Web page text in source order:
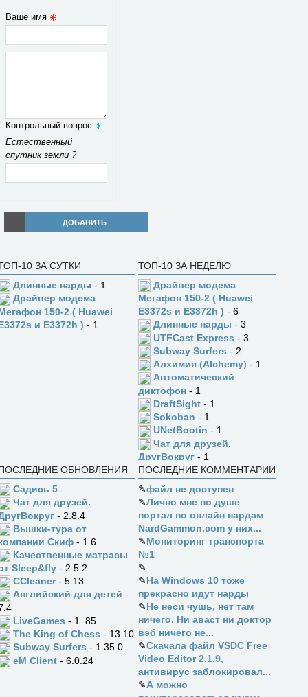
Ваше имя
Контрольный вопрос
Естественный
спутник земли ?
ДОБАВИТЬ
10 ЗА СУТКИ
Длинные нарды - 1
Драйвер модема
150-2 ( Huawei
и E3372h ) - 1
ТОП-10 ЗА НЕДЕЛЮ
Драйвер модема
Мегафон 150-2 ( Huawei
E3372s и E3372h ) - 6
Длинные нарды - 3
UTFCast Express - 3
Subway Surfers - 2
Алхимия (Alchemy) - 1
Автоматический
диктофон - 1
DraftSight - 1
Sokoban - 1
UNetBootin - 1
Чат для друзей.
ДругВокруг - 1
ОБНОВЛЕНИЯ
Садись 5 -
Чат для друзей.
- 2.8.4
Вышки-тура от
Скиф - 1.6
Качественные матрасы
Sleep&fly - 2.5.2
CCleaner- 5.13
Английский для детей -
LiveGames - 1_85
The King of Chess - 13.10
Subway Surfers - 1.35.0
eM Client - 6.0.24
ПОСЛЕДНИЕ КОММЕНТАРИИ
✎файл не доступен
✎Лично мне по душе
портал по онлайн нардам
NardGammon.com у них...
✎Мониторинг транспорта
№1
✎
✎На Windows 10 тоже
прекрасно идут нарды
✎Не неси чушь, нет там
ничего. Ни аваст ни доктор
вэб ничего не...
✎Скачала файл VSDC Free
Video Editor 2.1.9,
антивирус заблокировал...
✎А можно